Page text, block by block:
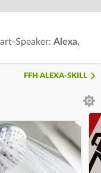
Speaker: Alexa,
FFH ALEXA-SKILL